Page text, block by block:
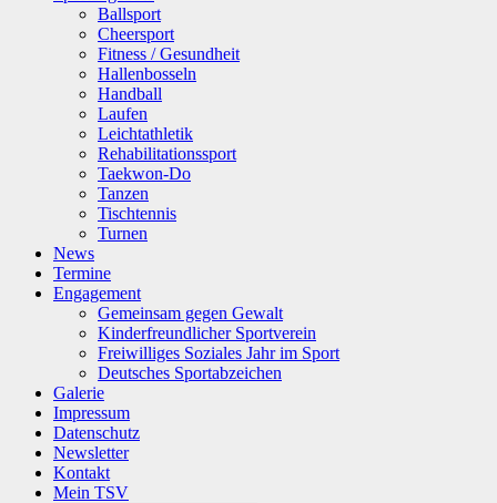
Ballsport
Cheersport
Fitness / Gesundheit
Hallenbosseln
Handball
Laufen
Leichtathletik
Rehabilitationssport
Taekwon-Do
Tanzen
Tischtennis
Turnen
News
Termine
Engagement
Gemeinsam gegen Gewalt
Kinderfreundlicher Sportverein
Freiwilliges Soziales Jahr im Sport
Deutsches Sportabzeichen
Galerie
Impressum
Datenschutz
Newsletter
Kontakt
Mein TSV